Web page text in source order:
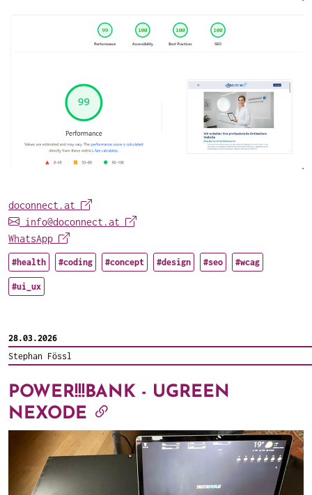
doconnect.at
info@doconnect.at
WhatsApp
#health #coding #concept #design #seo #wcag
#ui_ux
28.03.2026
Stephan Fössl
POWER!!!BANK - UGREEN
NEXODE